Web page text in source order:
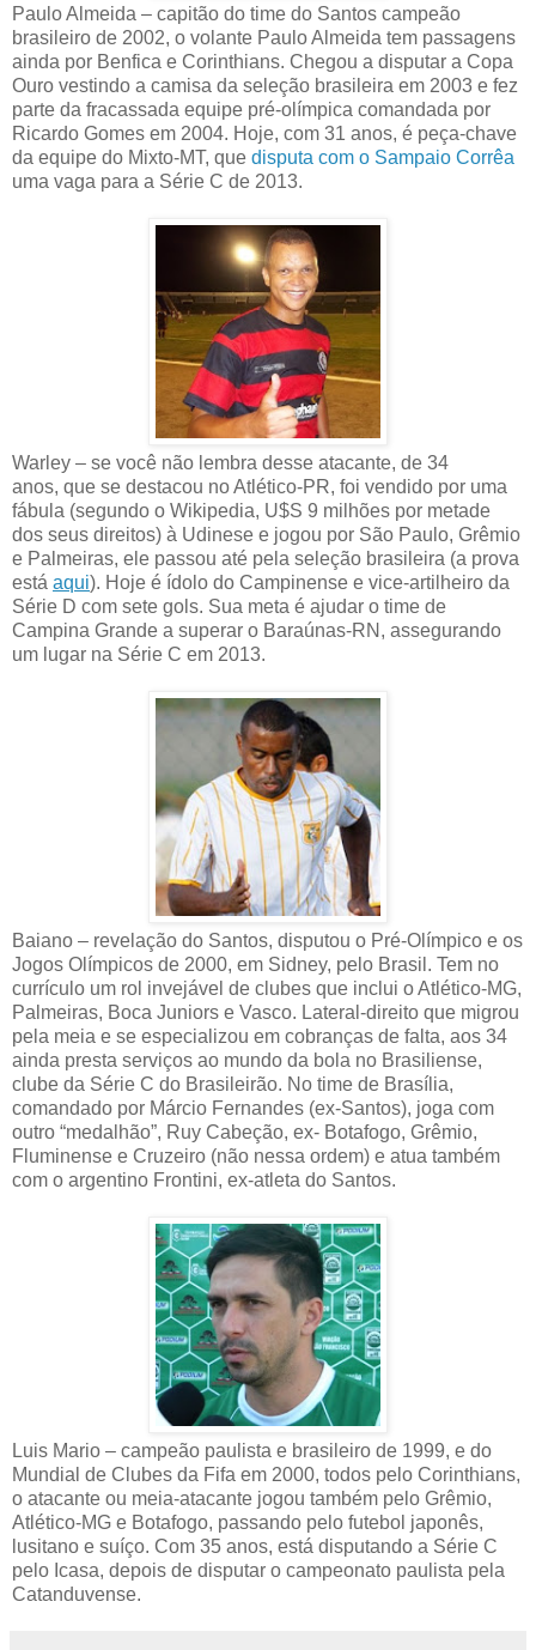
Paulo Almeida – capitão do time do Santos campeão
brasileiro de 2002, o volante Paulo Almeida tem passagens
ainda por Benfica e Corinthians. Chegou a disputar a Copa
Ouro vestindo a camisa da seleção brasileira em 2003 e fez
parte da fracassada equipe pré-olímpica comandada por
Ricardo Gomes em 2004. Hoje, com 31 anos, é peça-chave
da equipe do Mixto-MT, que disputa com o Sampaio Corrêa
uma vaga para a Série C de 2013.
Warley – se você não lembra desse atacante, de 34
anos, que se destacou no Atlético-PR, foi vendido por uma
fábula (segundo o Wikipedia, U$S 9 milhões por metade
dos seus direitos) à Udinese e jogou por São Paulo, Grêmio
e Palmeiras, ele passou até pela seleção brasileira (a prova
está aqui). Hoje é ídolo do Campinense e vice-artilheiro da
Série D com sete gols. Sua meta é ajudar o time de
Campina Grande a superar o Baraúnas-RN, assegurando
um lugar na Série C em 2013.
Baiano – revelação do Santos, disputou o Pré-Olímpico e os
Jogos Olímpicos de 2000, em Sidney, pelo Brasil. Tem no
currículo um rol invejável de clubes que inclui o Atlético-MG,
Palmeiras, Boca Juniors e Vasco. Lateral-direito que migrou
pela meia e se especializou em cobranças de falta, aos 34
ainda presta serviços ao mundo da bola no Brasiliense,
clube da Série C do Brasileirão. No time de Brasília,
comandado por Márcio Fernandes (ex-Santos), joga com
outro “medalhão”, Ruy Cabeção, ex- Botafogo, Grêmio,
Fluminense e Cruzeiro (não nessa ordem) e atua também
com o argentino Frontini, ex-atleta do Santos.
Luis Mario – campeão paulista e brasileiro de 1999, e do
Mundial de Clubes da Fifa em 2000, todos pelo Corinthians,
o atacante ou meia-atacante jogou também pelo Grêmio,
Atlético-MG e Botafogo, passando pelo futebol japonês,
lusitano e suíço. Com 35 anos, está disputando a Série C
pelo Icasa, depois de disputar o campeonato paulista pela
Catanduvense.